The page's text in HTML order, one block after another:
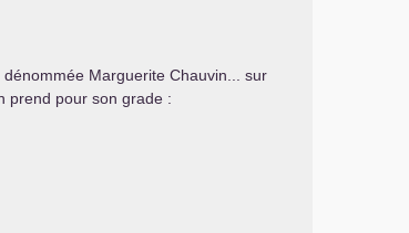
Marguerite Chauvin... sur
prend pour son grade :